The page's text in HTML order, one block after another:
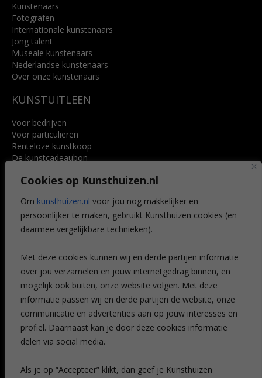
Cookies op Kunsthuizen.nl
Om kunsthuizen.nl voor jou nog makkelijker en
persoonlijker te maken, gebruikt Kunsthuizen cookies (en
daarmee vergelijkbare technieken).
Met deze cookies kunnen wij en derde partijen informatie
over jou verzamelen en jouw internetgedrag binnen, en
mogelijk ook buiten, onze website volgen. Met deze
informatie passen wij en derde partijen de website, onze
communicatie en advertenties aan op jouw interesses en
profiel. Daarnaast kan je door deze cookies informatie
delen via social media.
Als je op “Accepteer” klikt, dan geef je Kunsthuizen
Kunstenaars
Fotografen
Internationale kunstenaars
Jong talent
Museale kunstenaars
Nederlandse kunstenaars
Over onze kunstenaars
KUNSTUITLEEN
Voor bedrijven
Voor particulieren
Renteloze kunstkoop
De kunstcadeaubon
Voordelen
Veelgestelde vragen
CONTACT
Leiden
Amsterdam
Breda
Favorieten
Mijn art alert
NIEUWSBRIEF